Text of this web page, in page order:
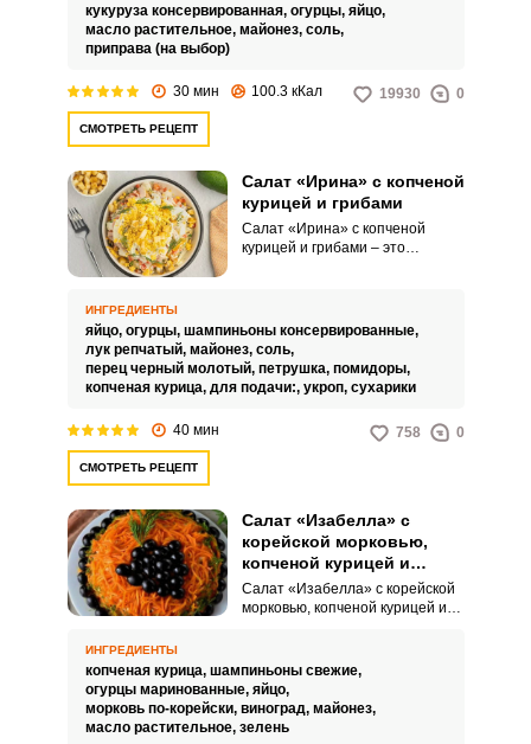
ингредиенты хорошо дружат
между собою.
кукуруза консервированная, огурцы, яйцо,
масло растительное, майонез, соль,
приправа (на выбор)
30 мин 100.3 кКал 19930 0
СМОТРЕТЬ РЕЦЕПТ
Салат «Ирина» с копченой
курицей и грибами
Салат «Ирина» с копченой
курицей и грибами – это
грибов. Он имеет выраженный
аромат и разнообразную
текстуру, достигаемую
сочетанием мясных, грибных,
сырных и яичных слоев.
ИНГРЕДИЕНТЫ
яйцо, огурцы, шампиньоны консервированные,
лук репчатый, майонез, соль,
перец черный молотый, петрушка, помидоры,
копченая курица, для подачи:, укроп, сухарики
40 мин 758 0
СМОТРЕТЬ РЕЦЕПТ
Салат «Изабелла» с
корейской морковью,
копченой курицей и
грибами
Салат «Изабелла» с корейской
морковью, копченой курицей и
насыщенного вкуса копчёного
мяса, пикантности корейской
моркови и нежности грибов,
которые вместе создают
ИНГРЕДИЕНТЫ
копченая курица, шампиньоны свежие,
огурцы маринованные, яйцо,
морковь по-корейски, виноград, майонез,
масло растительное, зелень